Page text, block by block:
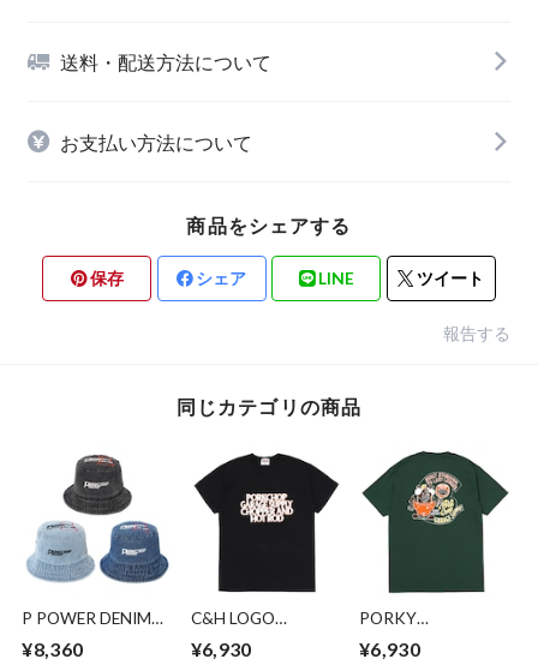
送料・配送方法について
お支払い方法について
商品をシェアする
保存 シェア LINE ツイート
報告する
同じカテゴリの商品
P POWER DENIM
¥8,360
C&H LOGO
TEE/BLACK
¥6,930
PORKY
GREEN
¥6,930